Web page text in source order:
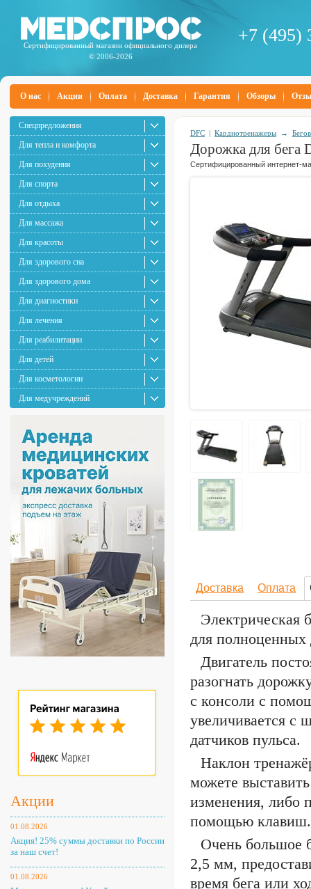
Сертифицированный магазин официального дилера
© 2006-2026
+7 (495)
О нас Акции Оплата Доставка Гарантия Обзоры
Спецпредложения
Для тепла и комфорта
Для похудения
Для спорта
Для отдыха
Для массажа
Для красоты
Для здорового сна
Для здорового дома
Для диагностики
Для лечения
Для реабилитации
Для детей
Для косметологии
Для медучреждений
Акции
01.08.2026
Акция! 25% суммы доставки по России
за наш счет!
01.08.2026
DFC | Кардиотренажеры →
Дорожка для бега
Сертифицированный интернет-
Доставка Оплата
Электрическая
для
Двигатель
разогнать
с консоли с
увеличивается
датчиков пульса.
Наклон
можете
изменения, либо
помощью клавиш.
Очень большое
2,5 мм,
время бега или